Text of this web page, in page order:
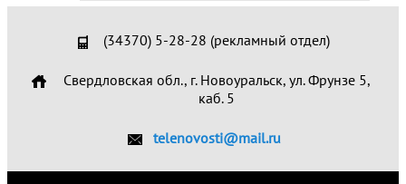
(34370) 5-28-28 (рекламный отдел)
Свердловская обл., г. Новоуральск, ул. Фрунзе 5,
каб. 5
telenovosti@mail.ru